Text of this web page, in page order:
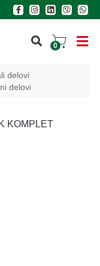
0
delovi
delovi
KOMPLET